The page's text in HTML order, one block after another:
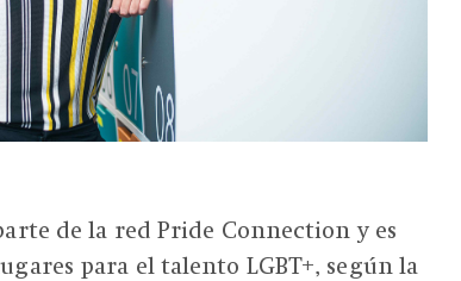
de la red Pride Connection y es
para el talento LGBT+, según la